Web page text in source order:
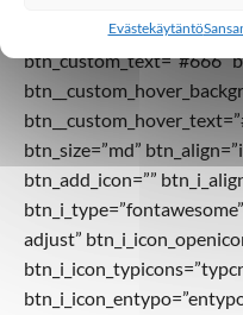
Evästekäytäntö
btn_custom_text=”#666″
btn_size=”md”
btn_add_icon=””
adjust”